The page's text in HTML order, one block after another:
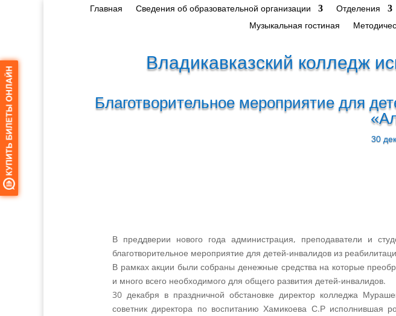
Главная Сведения об образовательной организации Отделения
Музыкальная гостиная
Владикавказский колледж
Благотворительное мероприятие для
30
В преддверии нового года администрация, преподаватели и
благотворительное мероприятие для детей-инвалидов из
В рамках акции были собраны денежные средства на которые
и много всего необходимого для общего развития детей-инвалидов.
30 декабря в праздничной обстановке директор колледжа
советник директора по воспитанию Хамикоева С.Р исполнившая